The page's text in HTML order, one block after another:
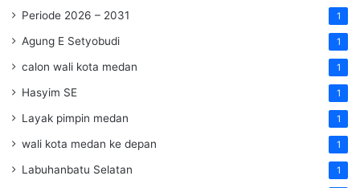
Periode 2026 – 2031 1
Agung E Setyobudi 1
calon wali kota medan 1
Hasyim SE 1
Layak pimpin medan 1
wali kota medan ke depan 1
Labuhanbatu Selatan 1